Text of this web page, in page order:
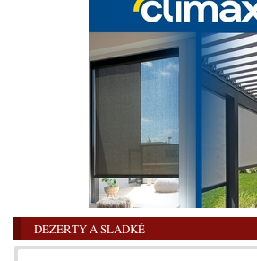
DEZERTY A SLADKÉ